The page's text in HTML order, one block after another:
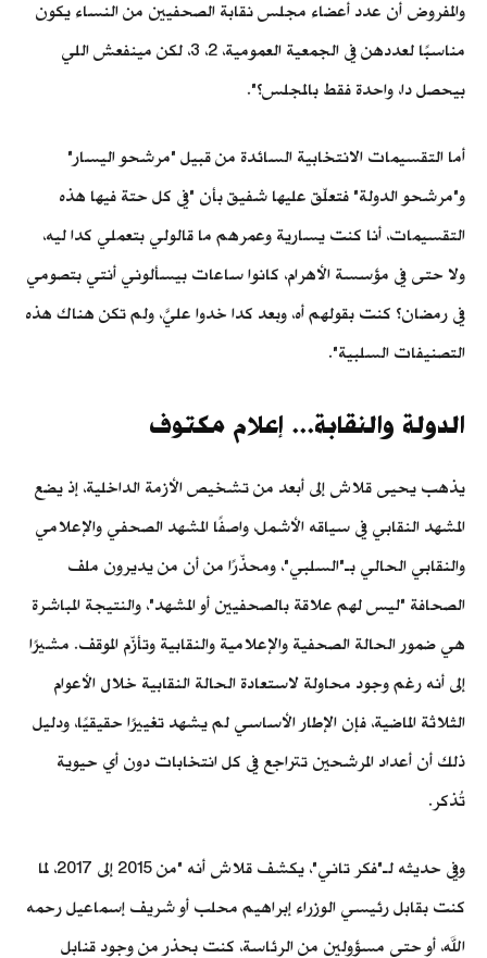
والمفروض أن عدد أعضاء مجلس نقابة الصحفيين من النساء يكون
مناسبًا لعددهن في الجمعية العمومية، 2، 3، لكن مينفعش اللي
بيحصل دا، واحدة فقط بالمجلس؟".
أما التقسيمات الانتخابية السائدة من قبيل "مرشحو اليسار"
و"مرشحو الدولة" فتعلّق عليها شفيق بأن "في كل حتة فيها هذه
التقسيمات، أنا كنت يسارية وعمرهم ما قالولي بتعملي كدا ليه،
ولا حتى في مؤسسة الأهرام، كانوا ساعات بيسألوني أنتي بتصومي
في رمضان؟ كنت بقولهم أه، وبعد كدا خدوا عليَّ، ولم تكن هناك هذه
التصنيفات السلبية".
الدولة والنقابة... إعلام مكتوف
يذهب يحيى قلاش إلى أبعد من تشخيص الأزمة الداخلية، إذ يضع
المشهد النقابي في سياقه الأشمل، واصفًا المشهد الصحفي والإعلامي
والنقابي الحالي بـ"السلبي"، ومحذّرًا من أن من يديرون ملف
الصحافة "ليس لهم علاقة بالصحفيين أو المشهد"، والنتيجة المباشرة
هي ضمور الحالة الصحفية والإعلامية والنقابية وتأزّم الموقف. مشيرًا
إلى أنه رغم وجود محاولة لاستعادة الحالة النقابية خلال الأعوام
الثلاثة الماضية، فإن الإطار الأساسي لم يشهد تغييرًا حقيقيًا، ودليل
ذلك أن أعداد المرشحين تتراجع في كل انتخابات دون أي حيوية
تُذكر.
وفي حديثه لـ"فكر تاني"، يكشف قلاش أنه "من 2015 إلى 2017، لما
كنت بقابل رئيسي الوزراء إبراهيم محلب أو شريف إسماعيل رحمه
الله، أو حتى مسؤولين من الرئاسة، كنت بحذر من وجود قنابل